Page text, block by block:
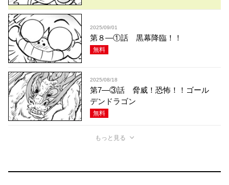
2025/09/01
第８—①話 黒幕降臨！！
無料
2025/08/18
第7—③話 脅威！恐怖！！ゴール
デンドラゴン
無料
もっと見る